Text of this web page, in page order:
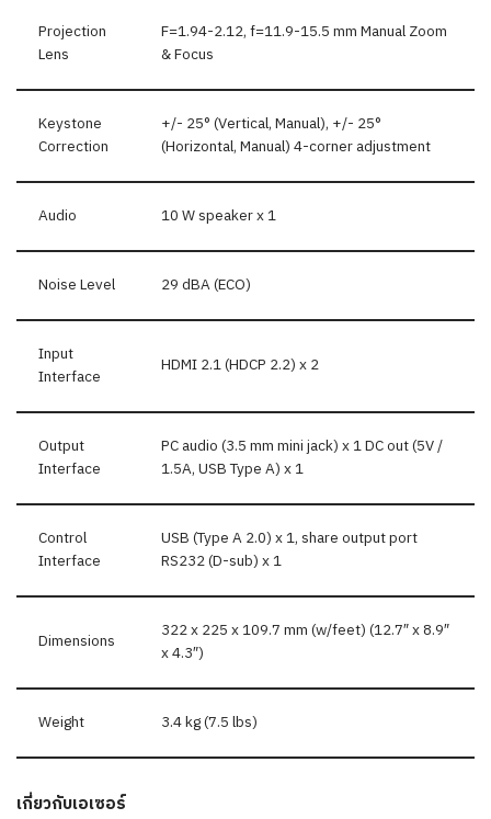
Projection
Lens
F=1.94-2.12, f=11.9-15.5 mm Manual Zoom
& Focus
Keystone
Correction
+/- 25° (Vertical, Manual), +/- 25°
(Horizontal, Manual) 4-corner adjustment
Audio 10 W speaker x 1
Noise Level 29 dBA (ECO)
Input
Interface
HDMI 2.1 (HDCP 2.2) x 2
Output
Interface
PC audio (3.5 mm mini jack) x 1 DC out (5V /
1.5A, USB Type A) x 1
Control
Interface
USB (Type A 2.0) x 1, share output port
RS232 (D-sub) x 1
Dimensions
322 x 225 x 109.7 mm (w/feet) (12.7″ x 8.9″
x 4.3″)
Weight 3.4 kg (7.5 lbs)
เกี่ยวกับเอเซอร์